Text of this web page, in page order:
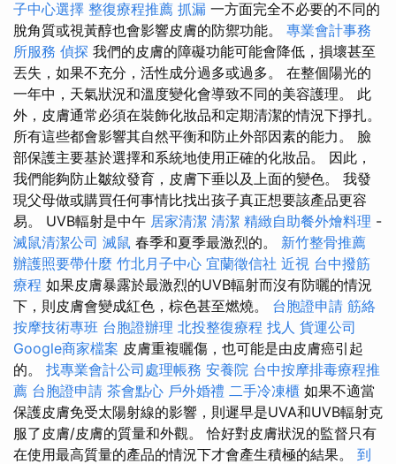
子中心選擇 整復療程推薦 抓漏 一方面完全不必要的不​​同的
脫角質或視黃醇也會影響皮膚的防禦功能。 專業會計事務
所服務 偵探 我們的皮膚的障礙功能可能會降低，損壞甚至
丟失，如果不充分，活性成分過多或過多。 在整個陽光的
一年中，天氣狀況和溫度變化會導致不同的美容護理。 此
外，皮膚通常必須在裝飾化妝品和定期清潔的情況下掙扎。
所有這些都會影響其自然平衡和防止外部因素的能力。 臉
部保護主要基於選擇和系統地使用正確的化妝品。 因此，
我們能夠防止皺紋發育，皮膚下垂以及上面的變色。 我發
現父母做或購買任何事情比找出孩子真正想要該產品更容
易。 UVB輻射是中午 居家清潔 清潔 精緻自助餐外燴料理 -
滅鼠清潔公司 滅鼠 春季和夏季最激烈的。 新竹整骨推薦
辦護照要帶什麼 竹北月子中心 宜蘭徵信社 近視 台中撥筋
療程 如果皮膚暴露於最激烈的UVB輻射而沒有防曬的情況
下，則皮膚會變成紅色，棕色甚至燃燒。 台胞證申請 筋絡
按摩技術專班 台胞證辦理 北投整復療程 找人 貨運公司
Google商家檔案 皮膚重複曬傷，也可能是由皮膚癌引起
的。 找專業會計公司處理帳務 安養院 台中按摩排毒療程推
薦 台胞證申請 茶會點心 戶外婚禮 二手冷凍櫃 如果不適當
保護皮膚免受太陽射線的影響，則遲早是UVA和UVB輻射克
服了皮膚/皮膚的質量和外觀。 恰好對皮膚狀況的監督只有
在使用最高質量的產品的情況下才會產生積極的結果。 到